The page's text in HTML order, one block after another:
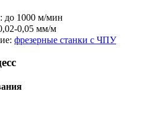
до 1000 м/мин
0,05 мм/м
фрезерные станки с ЧПУ